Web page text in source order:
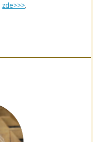
zde>>>.